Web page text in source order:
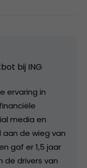
bij ING
ervaring in
media en
de wieg van
gaf er 1,5 jaar
de drivers van